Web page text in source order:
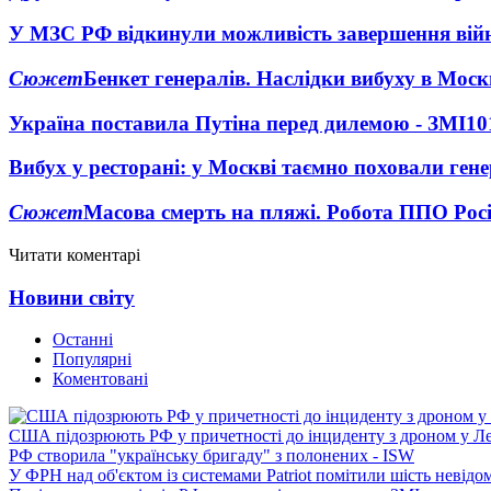
У МЗС РФ відкинули можливість завершення
СюжетБенкет генералів. Наслідки вибуху в
Україна поставила Путіна перед дилемою - ЗМІ
Вибух у ресторані: у Москві таємно поховали
СюжетМасова смерть на пляжі. Робота ППО
Читати коментарі
Новини світу
Останні
Популярні
Коментовані
США підозрюють РФ у причетності до інциденту з дроном у
РФ створила "українську бригаду" з полонених - ISW
У ФРН над об'єктом із системами Patriot помітили шість